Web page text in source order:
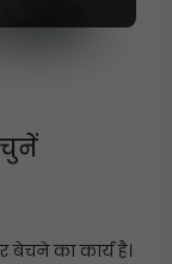
चुनें
बेचने का कार्य है।